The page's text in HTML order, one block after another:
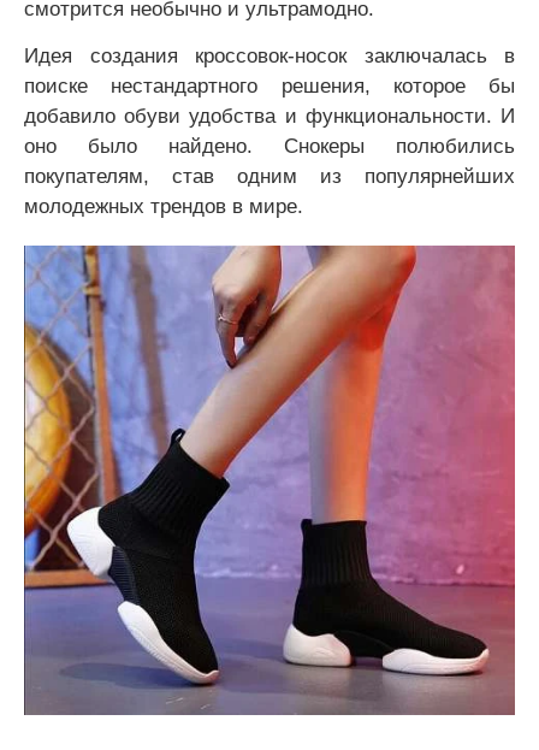
смотрится необычно и ультрамодно.
Идея создания кроссовок-носок заключалась в
поиске нестандартного решения, которое бы
добавило обуви удобства и функциональности. И
оно было найдено. Снокеры полюбились
покупателям, став одним из популярнейших
молодежных трендов в мире.